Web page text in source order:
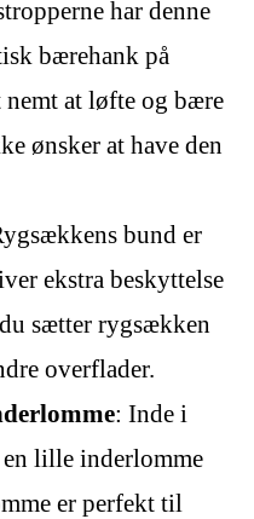
har denne
bærehank på
nemt at løfte og bære
ønsker at have den
bund er
ekstra beskyttelse
sætter rygsækken
overflader.
: Inde i
lille inderlomme
er perfekt til